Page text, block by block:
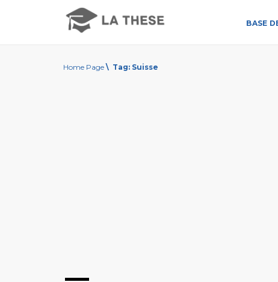
BASE
Home Page \ Tag: Suisse